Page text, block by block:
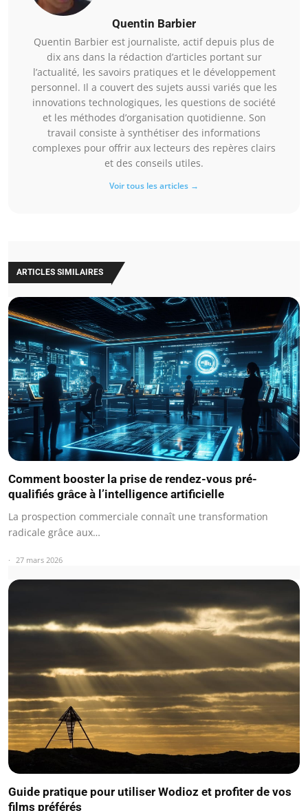
Quentin Barbier
Quentin Barbier est journaliste, actif depuis plus de
dix ans dans la rédaction d’articles portant sur
l’actualité, les savoirs pratiques et le développement
personnel. Il a couvert des sujets aussi variés que les
innovations technologiques, les questions de société
et les méthodes d’organisation quotidienne. Son
travail consiste à synthétiser des informations
complexes pour offrir aux lecteurs des repères clairs
et des conseils utiles.
Voir tous les articles →
ARTICLES SIMILAIRES
Comment booster la prise de rendez-vous pré-
qualifiés grâce à l’intelligence artificielle
La prospection commerciale connaît une transformation
radicale grâce aux…
27 mars 2026
Guide pratique pour utiliser Wodioz et profiter de vos
films préférés